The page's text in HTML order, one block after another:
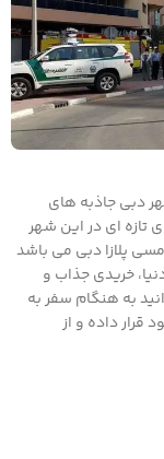
دبی جاذبه های
تازه ای در این شهر
پلازا دبی می باشد
خریدی جذاب و
به هنگام سفر به
قرار داده و از